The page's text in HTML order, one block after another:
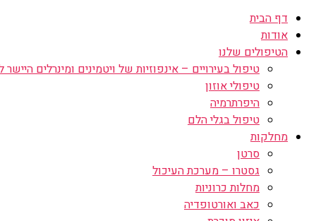
דף הבית
אודות
הטיפולים שלנו
טיפול בעירויים – אינפוזיות של ויטמינים ומינרלים היישר
טיפולי אוזון
היפרתרמיה
טיפול בגלי הלם
מחלקות
סרטן
גסטרו – מערכת העיכול
מחלות כרוניות
כאב ואורטופדיה